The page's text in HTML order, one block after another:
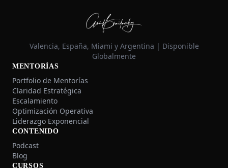
Valencia, España, Miami y Argentina | Disponible
Globalmente
MENTORÍAS
Portfolio de Mentorías
Claridad Estratégica
Escalamiento
Optimización Operativa
Liderazgo Exponencial
CONTENIDO
Podcast
Blog
CURSOS